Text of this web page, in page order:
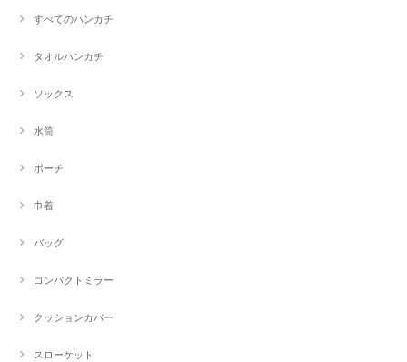
すべてのハンカチ
タオルハンカチ
ソックス
水筒
ポーチ
巾着
バッグ
コンパクトミラー
クッションカバー
スローケット